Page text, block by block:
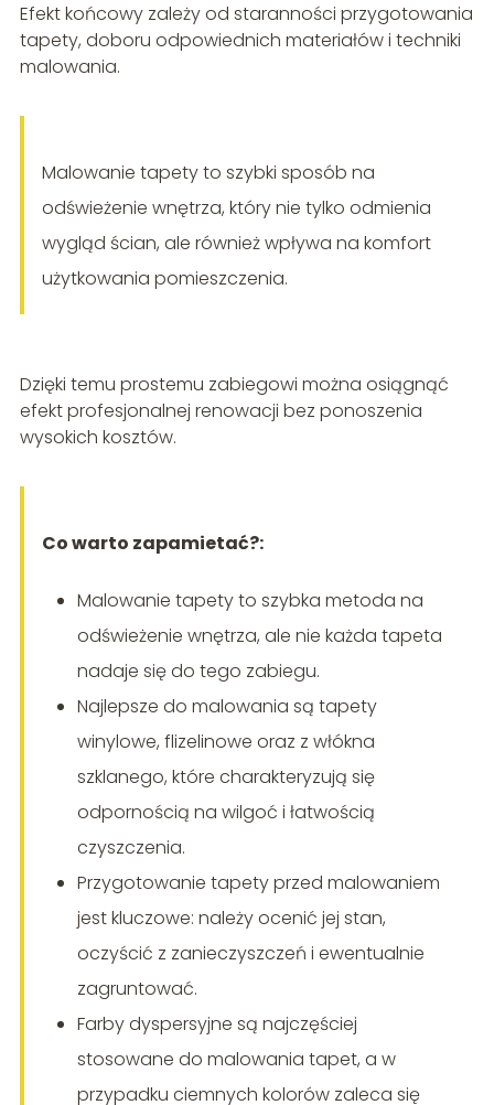
Efekt końcowy zależy od staranności przygotowania
tapety, doboru odpowiednich materiałów i techniki
malowania.
Malowanie tapety to szybki sposób na
odświeżenie wnętrza, który nie tylko odmienia
wygląd ścian, ale również wpływa na komfort
użytkowania pomieszczenia.
Dzięki temu prostemu zabiegowi można osiągnąć
efekt profesjonalnej renowacji bez ponoszenia
wysokich kosztów.
Co warto zapamietać?:
Malowanie tapety to szybka metoda na
odświeżenie wnętrza, ale nie każda tapeta
nadaje się do tego zabiegu.
Najlepsze do malowania są tapety
winylowe, flizelinowe oraz z włókna
szklanego, które charakteryzują się
odpornością na wilgoć i łatwością
czyszczenia.
Przygotowanie tapety przed malowaniem
jest kluczowe: należy ocenić jej stan,
oczyścić z zanieczyszczeń i ewentualnie
zagruntować.
Farby dyspersyjne są najczęściej
stosowane do malowania tapet, a w
przypadku ciemnych kolorów zaleca się